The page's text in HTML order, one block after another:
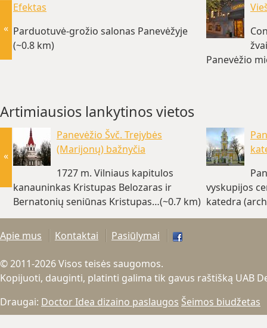
Efektas
Parduotuvė-grožio salonas Panevėžyje
(~0.8 km)
Panevėžio
«
Artimiausios lankytinos vietos
Panevėžio Švč. Trejybės
(Marijonų) bažnyčia
1727 m. Vilniaus kapitulos
kanauninkas Kristupas Belozaras ir
Bernatonių seniūnas Kristupas…(~0.7 km)
vyskupijos
katedra
«
Apie mus Kontaktai Pasiūlymai
© 2011-2026 Visos teisės saugomos.
Kopijuoti, dauginti, platinti galima tik gavus raštišką UAB
Draugai: Doctor Idea dizaino paslaugos Šeimos biudžetas